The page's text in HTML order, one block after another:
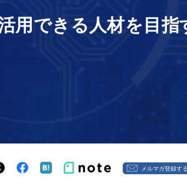
用できる人材を目指
メルマガ登録する